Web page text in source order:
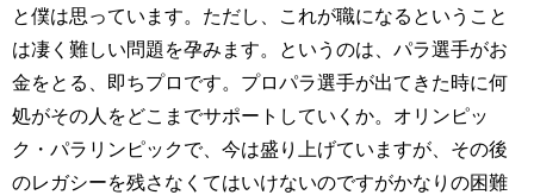
と僕は思っています。ただし、これが職になるということ
は凄く難しい問題を孕みます。というのは、パラ選手がお
金をとる、即ちプロです。プロパラ選手が出てきた時に何
処がその人をどこまでサポートしていくか。オリンピッ
ク・パラリンピックで、今は盛り上げていますが、その後
のレガシーを残さなくてはいけないのですがかなりの困難